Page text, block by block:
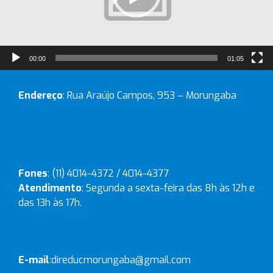
00:00 01:05
Endereço: Rua Araújo Campos, 953 – Morungaba
Fones: (11) 4014-4372 / 4014-4377
Atendimento: Segunda a sexta-feira das 8h às 12h e
das 13h às 17h.
E-mail:direducmorungaba@gmail.com